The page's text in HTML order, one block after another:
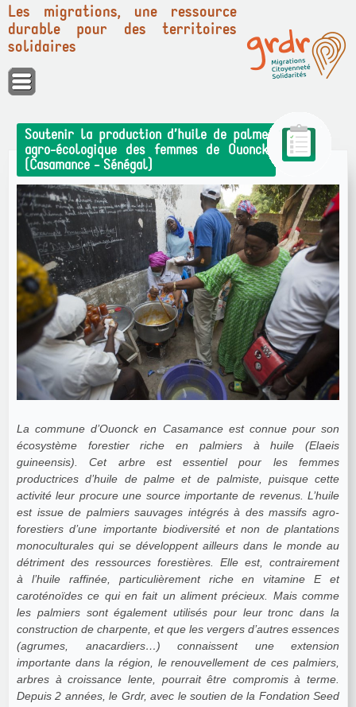
Panneau de gestion des cookies
Les migrations, une ressource
durable pour des territoires
solidaires
Soutenir la production d’huile de palme
agro-écologique des femmes de Ouonck
(Casamance - Sénégal)
La commune d’Ouonck en Casamance est connue pour son
écosystème forestier riche en palmiers à huile (Elaeis
guineensis). Cet arbre est essentiel pour les femmes
productrices d’huile de palme et de palmiste, puisque cette
activité leur procure une source importante de revenus. L’huile
est issue de palmiers sauvages intégrés à des massifs agro-
forestiers d’une importante biodiversité et non de plantations
monoculturales qui se développent ailleurs dans le monde au
détriment des ressources forestières. Elle est, contrairement
à l’huile raffinée, particulièrement riche en vitamine E et
caroténoïdes ce qui en fait un aliment précieux. Mais comme
les palmiers sont également utilisés pour leur tronc dans la
construction de charpente, et que les vergers d’autres essences
(agrumes, anacardiers…) connaissent une extension
importante dans la région, le renouvellement de ces palmiers,
arbres à croissance lente, pourrait être compromis à terme.
Depuis 2 années, le Grdr, avec le soutien de la Fondation Seed